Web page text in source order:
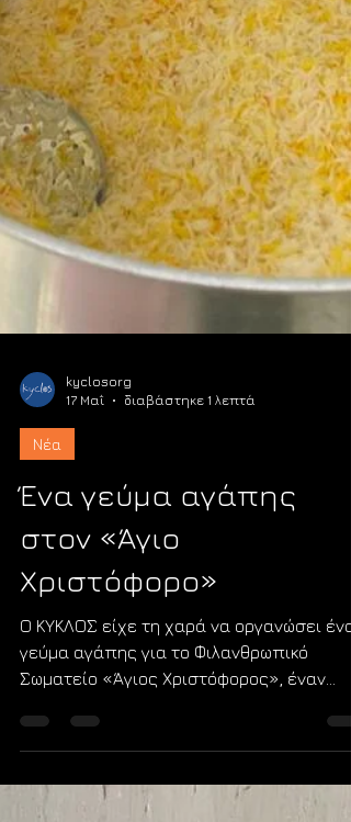
Νέα
Ένα γεύμα αγάπης
στον «Άγιο
Χριστόφορο»
Ο ΚΥΚΛΟΣ είχε τη χαρά να οργανώσει ένα
Σωματείο «Άγιος Χριστόφορος», έναν
φορέα που εδώ και δεκαετίες στηρίζει
ανθρώπους με μυοπάθειες και άλλες
αναπηρίες, καθώς και τις οικογένειές